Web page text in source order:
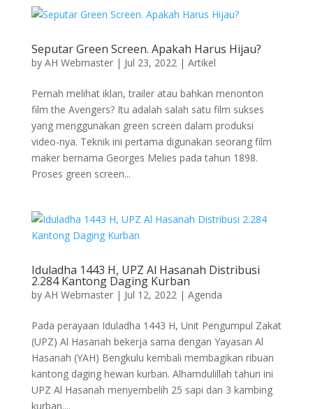
Seputar Green Screen. Apakah Harus Hijau?
by AH Webmaster| Jul 23, 2022| Artikel
Pernah melihat iklan, trailer atau bahkan menonton
film the Avengers? Itu adalah salah satu film sukses
yang menggunakan green screen dalam produksi
video-nya. Teknik ini pertama digunakan seorang film
maker bernama Georges Melies pada tahun 1898.
Proses green screen...
Iduladha 1443 H, UPZ Al Hasanah Distribusi
2.284 Kantong Daging Kurban
by AH Webmaster| Jul 12, 2022| Agenda
Pada perayaan Iduladha 1443 H, Unit Pengumpul Zakat
(UPZ) Al Hasanah bekerja sama dengan Yayasan Al
Hasanah (YAH) Bengkulu kembali membagikan ribuan
kantong daging hewan kurban. Alhamdulillah tahun ini
UPZ Al Hasanah menyembelih 25 sapi dan 3 kambing
kurban....